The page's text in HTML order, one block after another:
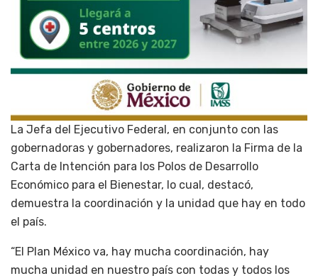
La Jefa del Ejecutivo Federal, en conjunto con las
gobernadoras y gobernadores, realizaron la Firma de la
Carta de Intención para los Polos de Desarrollo
Económico para el Bienestar, lo cual, destacó,
demuestra la coordinación y la unidad que hay en todo
el país.
“El Plan México va, hay mucha coordinación, hay
mucha unidad en nuestro país con todas y todos los